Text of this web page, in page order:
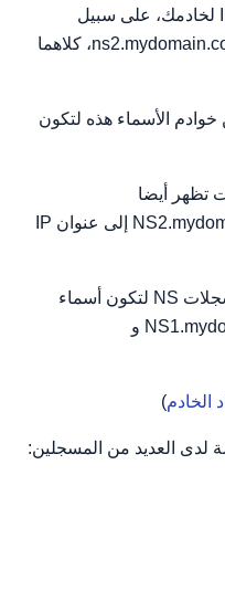
الأسماء الخاصة المرتبطة بعنوان IP لخادمك، على سبيل
المثال، ns1.mydomain.com و ns2.mydomain.com، كلاهما
الأسماء هذه لتكون
تظهر أيضا
NS1.Mydomain.com و NS2.mydomain.com إلى عنوان IP
: في الخادم، قم بتعيين سجلات NS لتكون أسماء
الأسماء الخاصة بك من NS1.mydomain.com و
الخادم)
لدى العديد من المسجلين: